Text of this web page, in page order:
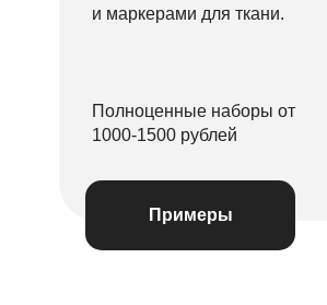
Примеры
и маркерами для ткани.
Полноценные наборы от
1000-1500 рублей